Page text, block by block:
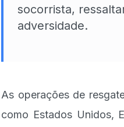
socorrista,
adversidade.
As operações de
como Estados Unidos,